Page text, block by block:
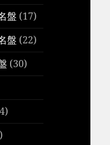
盤 (17)
盤 (22)
(30)